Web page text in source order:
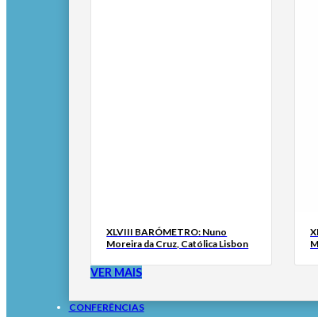
XLVIII BARÓMETRO: Nuno
Moreira da Cruz, Católica Lisbon
VER MAIS
CONFERÊNCIAS